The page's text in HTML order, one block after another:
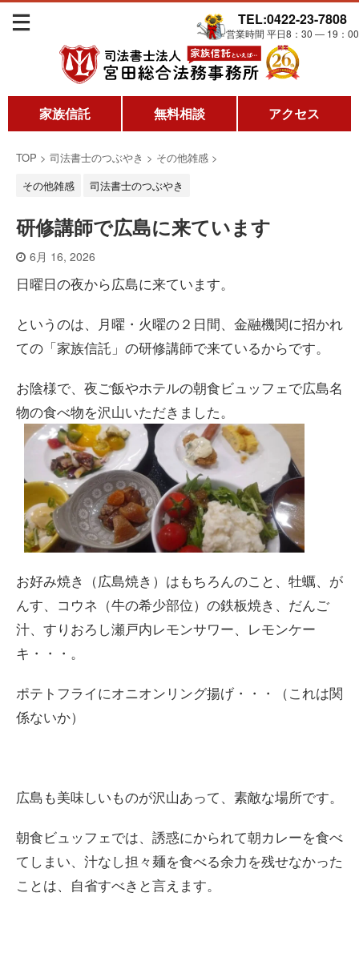
TEL:0422-23-7808
営業時間 平日8：30 ― 19：00
家族信託 無料相談 アクセス
TOP > 司法書士のつぶやき > その他雑感 >
その他雑感
司法書士のつぶやき
研修講師で広島に来ています
6月 16, 2026
日曜日の夜から広島に来ています。
というのは、月曜・火曜の２日間、金融機関に招かれ
ての「家族信託」の研修講師で来ているからです。
お陰様で、夜ご飯やホテルの朝食ビュッフェで広島名
物の食べ物を沢山いただきました。
お好み焼き（広島焼き）はもちろんのこと、牡蠣、が
んす、コウネ（牛の希少部位）の鉄板焼き、だんご
汁、すりおろし瀬戸内レモンサワー、レモンケー
キ・・・。
ポテトフライにオニオンリング揚げ・・・（これは関
係ないか）
広島も美味しいものが沢山あって、素敵な場所です。
朝食ビュッフェでは、誘惑にかられて朝カレーを食べ
てしまい、汁なし担々麺を食べる余力を残せなかった
ことは、自省すべきと言えます。